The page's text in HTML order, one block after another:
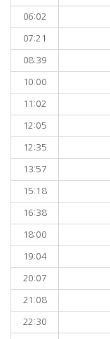
06:02
07:21
08:39
10:00
11:02
12:05
12:35
13:57
15:18
16:38
18:00
19:04
20:07
21:08
22:30